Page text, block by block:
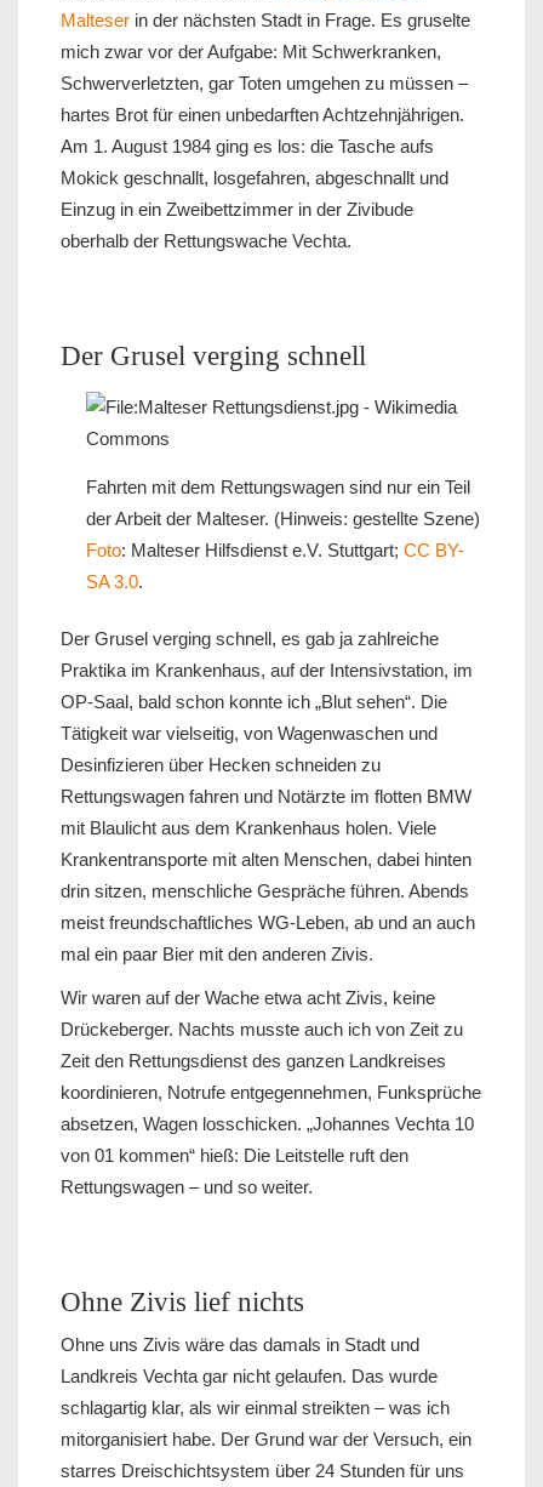
Malteser in der nächsten Stadt in Frage. Es gruselte
mich zwar vor der Aufgabe: Mit Schwerkranken,
Schwerverletzten, gar Toten umgehen zu müssen –
hartes Brot für einen unbedarften Achtzehnjährigen.
Am 1. August 1984 ging es los: die Tasche aufs
Mokick geschnallt, losgefahren, abgeschnallt und
Einzug in ein Zweibettzimmer in der Zivibude
oberhalb der Rettungswache Vechta.
Der Grusel verging schnell
Fahrten mit dem Rettungswagen sind nur ein Teil
der Arbeit der Malteser. (Hinweis: gestellte Szene)
Foto: Malteser Hilfsdienst e.V. Stuttgart; CC BY-
SA 3.0.
Der Grusel verging schnell, es gab ja zahlreiche
Praktika im Krankenhaus, auf der Intensivstation, im
OP-Saal, bald schon konnte ich „Blut sehen“. Die
Tätigkeit war vielseitig, von Wagenwaschen und
Desinfizieren über Hecken schneiden zu
Rettungswagen fahren und Notärzte im flotten BMW
mit Blaulicht aus dem Krankenhaus holen. Viele
Krankentransporte mit alten Menschen, dabei hinten
drin sitzen, menschliche Gespräche führen. Abends
meist freundschaftliches WG-Leben, ab und an auch
mal ein paar Bier mit den anderen Zivis.
Wir waren auf der Wache etwa acht Zivis, keine
Drückeberger. Nachts musste auch ich von Zeit zu
Zeit den Rettungsdienst des ganzen Landkreises
koordinieren, Notrufe entgegennehmen, Funksprüche
absetzen, Wagen losschicken. „Johannes Vechta 10
von 01 kommen“ hieß: Die Leitstelle ruft den
Rettungswagen – und so weiter.
Ohne Zivis lief nichts
Ohne uns Zivis wäre das damals in Stadt und
Landkreis Vechta gar nicht gelaufen. Das wurde
schlagartig klar, als wir einmal streikten – was ich
mitorganisiert habe. Der Grund war der Versuch, ein
starres Dreischichtsystem über 24 Stunden für uns